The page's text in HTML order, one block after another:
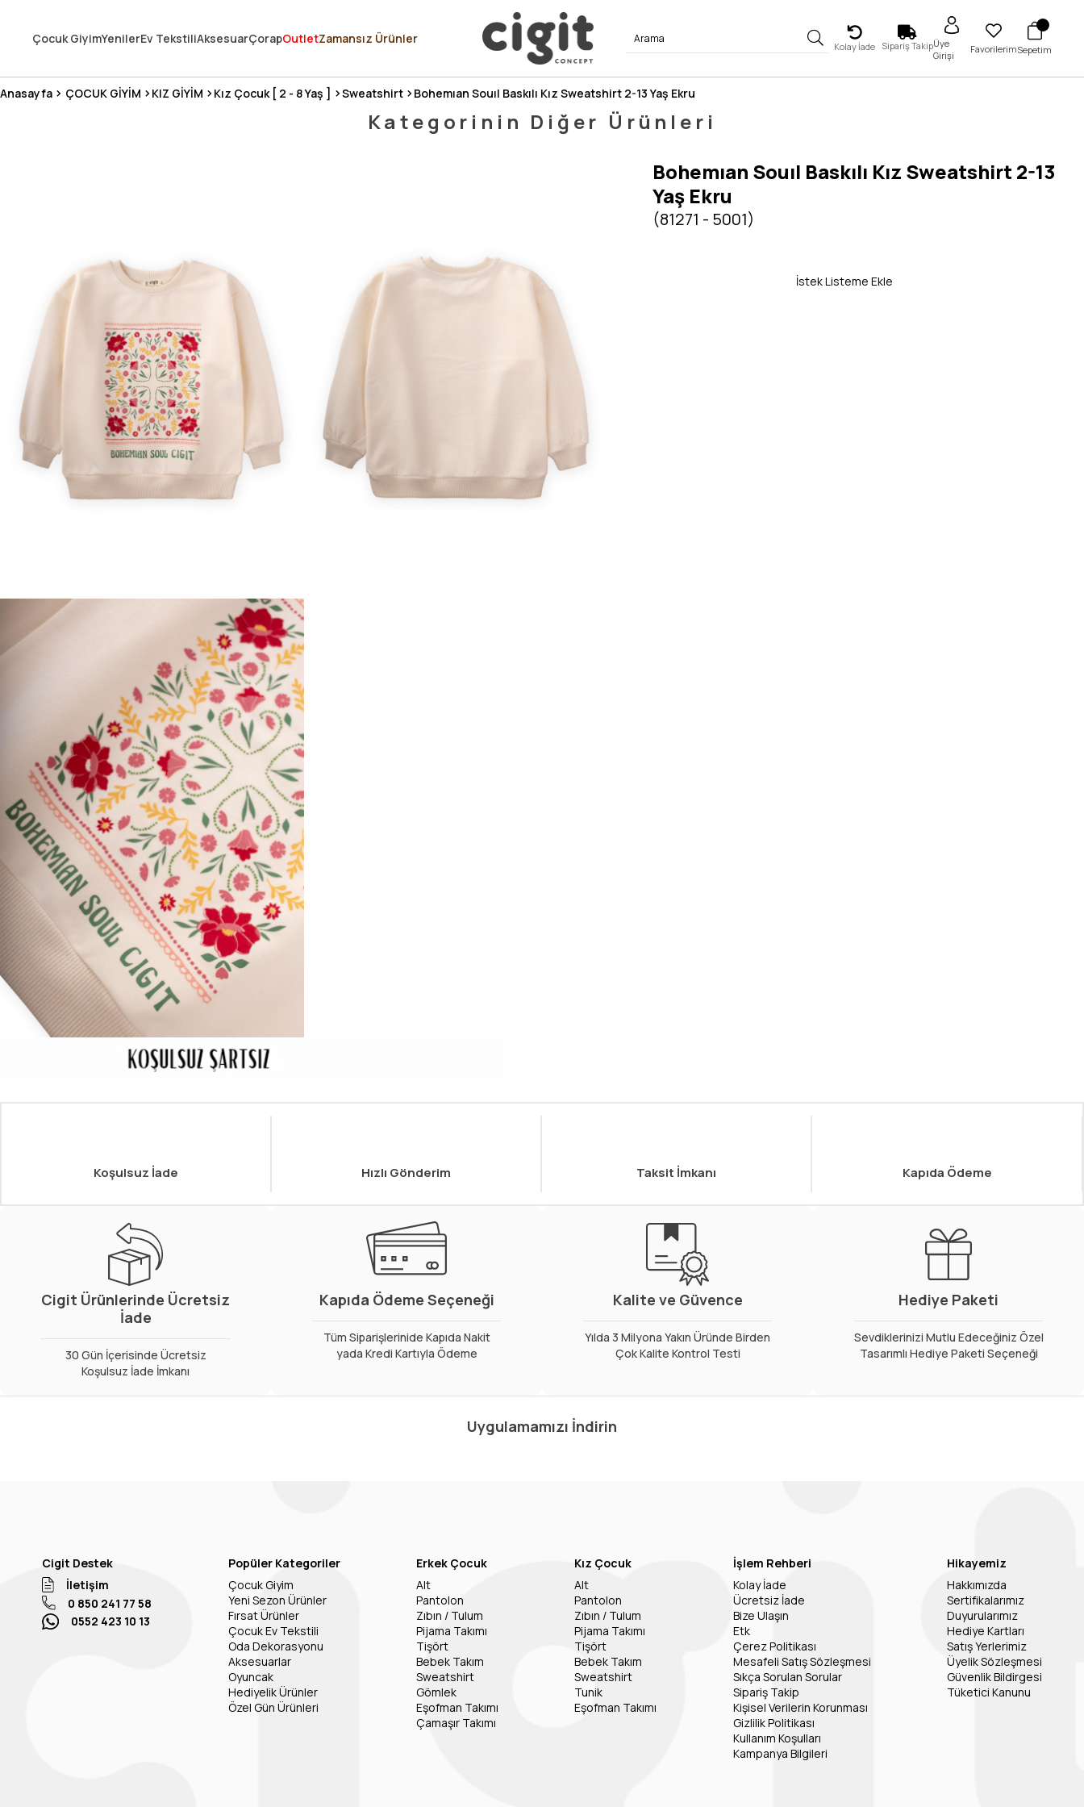
3 MİLYONDAN FAZLA MUTLU MÜŞTERİ ❤️ 10 MİLYON ÜRÜN
Çocuk GiyimYenilerEv TekstiliAksesuarÇorapOutletZamansız Ürünler
Kolay İade Sipariş TakipÜye
Girişi
FavorilerimSepetim
Anasayfa ÇOCUK GİYİM KIZ GİYİM Kız Çocuk [ 2 - 8 Yaş ] Sweatshirt Bohemıan Souıl Baskılı Kız Sweatshirt 2-13 Yaş Ekru
Kategorinin Diğer Ürünleri
Bohemıan Souıl Baskılı Kız Sweatshirt 2-13
Yaş Ekru
(81271 - 5001)
İstek Listeme Ekle
Koşulsuz İade Hızlı Gönderim Taksit İmkanı Kapıda Ödeme
Cigit Ürünlerinde Ücretsiz
İade
30 Gün İçerisinde Ücretsiz
Koşulsuz İade İmkanı
Kapıda Ödeme Seçeneği
Tüm Siparişlerinide Kapıda Nakit
yada Kredi Kartıyla Ödeme
Kalite ve Güvence
Yılda 3 Milyona Yakın Üründe Birden
Çok Kalite Kontrol Testi
Hediye Paketi
Sevdiklerinizi Mutlu Edeceğiniz Özel
Tasarımlı Hediye Paketi Seçeneği
Uygulamamızı İndirin
Cigit Destek
İletişim
0 850 241 77 58
0552 423 10 13
Popüler Kategoriler
Çocuk Giyim
Yeni Sezon Ürünler
Fırsat Ürünler
Çocuk Ev Tekstili
Oda Dekorasyonu
Aksesuarlar
Oyuncak
Hediyelik Ürünler
Özel Gün Ürünleri
Erkek Çocuk
Alt
Pantolon
Zıbın / Tulum
Pijama Takımı
Tişört
Bebek Takım
Sweatshirt
Gömlek
Eşofman Takımı
Çamaşır Takımı
Kız Çocuk
Alt
Pantolon
Zıbın / Tulum
Pijama Takımı
Tişört
Bebek Takım
Sweatshirt
Tunik
Eşofman Takımı
İşlem Rehberi
Kolay İade
Ücretsiz İade
Bize Ulaşın
Etk
Çerez Politikası
Mesafeli Satış Sözleşmesi
Sıkça Sorulan Sorular
Sipariş Takip
Kişisel Verilerin Korunması
Gizlilik Politikası
Kullanım Koşulları
Kampanya Bilgileri
Hikayemiz
Hakkımızda
Sertifikalarımız
Duyurularımız
Hediye Kartları
Satış Yerlerimiz
Üyelik Sözleşmesi
Güvenlik Bildirgesi
Tüketici Kanunu